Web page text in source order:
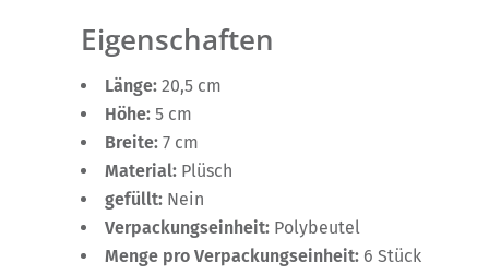
Eigenschaften
Länge: 20,5 cm
Höhe: 5 cm
Breite: 7 cm
Material: Plüsch
gefüllt: Nein
Verpackungseinheit: Polybeutel
Menge pro Verpackungseinheit: 6 Stück